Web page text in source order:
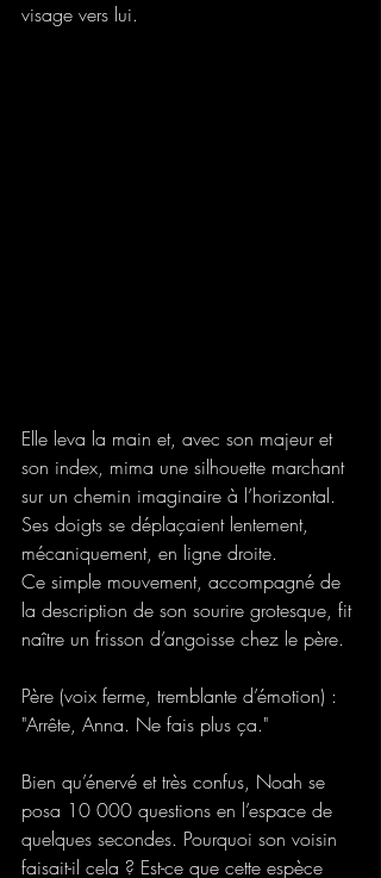
visage vers lui.
Elle leva la main et, avec son majeur et
son index, mima une silhouette marchant
sur un chemin imaginaire à l’horizontal.
Ses doigts se déplaçaient lentement,
mécaniquement, en ligne droite.
Ce simple mouvement, accompagné de
la description de son sourire grotesque, fit
naître un frisson d’angoisse chez le père.
Père (voix ferme, tremblante d’émotion) :
"Arrête, Anna. Ne fais plus ça."
Bien qu’énervé et très confus, Noah se
posa 10 000 questions en l’espace de
quelques secondes. Pourquoi son voisin
faisait-il cela ? Est-ce que cette espèce